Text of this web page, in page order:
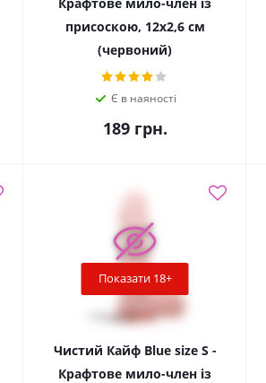
присоскою, 12х2,6 см
(червоний)
Є в наяності
189грн.
Показати 18+
Чистий Кайф Blue size S -
Крафтове мило-член із